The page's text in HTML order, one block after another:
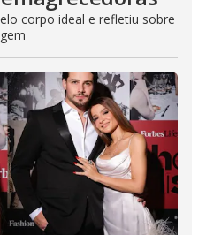
corpo ideal e refletiu sobre